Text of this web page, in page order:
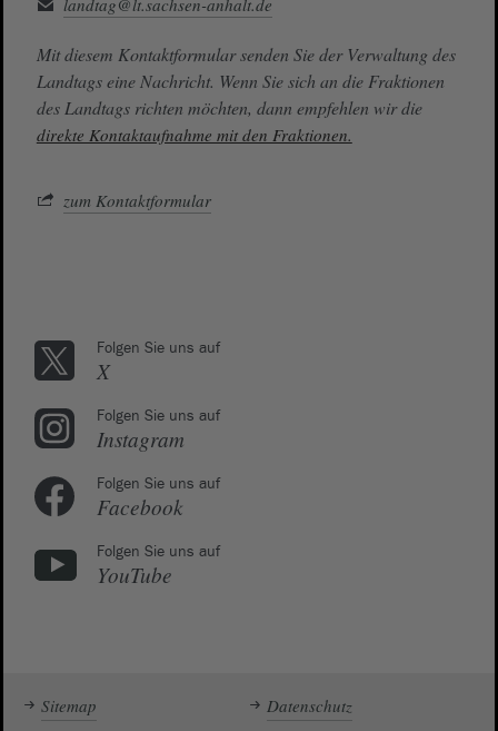
landtag@lt.sachsen-anhalt.de
Mit diesem Kontaktformular senden Sie der Verwaltung des
Landtags eine Nachricht. Wenn Sie sich an die Fraktionen
des Landtags richten möchten, dann empfehlen wir die
direkte Kontaktaufnahme mit den Fraktionen.
zum Kontaktformular
Folgen Sie uns auf
X
Folgen Sie uns auf
Instagram
Folgen Sie uns auf
Facebook
Folgen Sie uns auf
YouTube
Sitemap Datenschutz